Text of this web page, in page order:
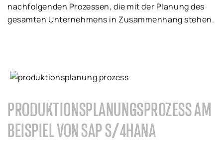
nachfolgenden Prozessen, die mit der Planung des
gesamten Unternehmens in Zusammenhang stehen.
PRODUKTIONSPLANUNGSPROZESS AM
BEISPIEL VON SAP S/4HANA